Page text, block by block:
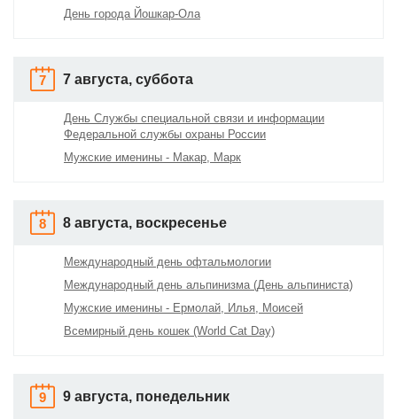
День города Йошкар-Ола
7 7 августа, суббота
День Службы специальной связи и информации
Федеральной службы охраны России
Мужские именины - Макар, Марк
8 8 августа, воскресенье
Международный день офтальмологии
Международный день альпинизма (День альпиниста)
Мужские именины - Ермолай, Илья, Моисей
Всемирный день кошек (World Cat Day)
9 9 августа, понедельник